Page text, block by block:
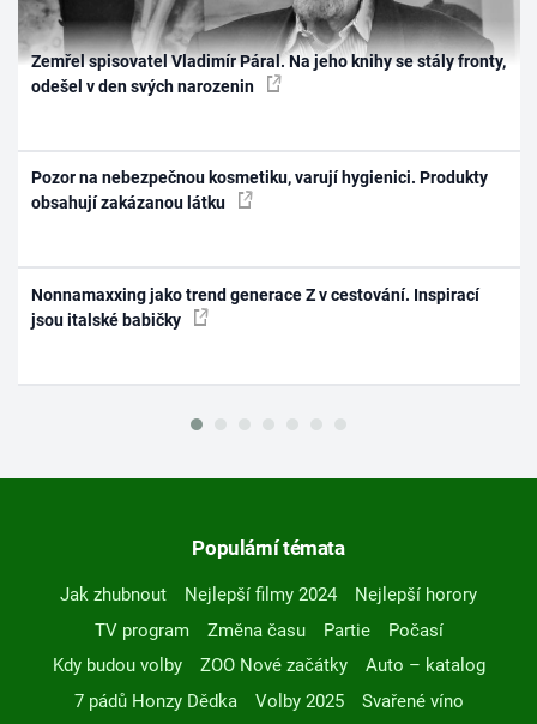
Zemřel spisovatel Vladimír Páral. Na jeho knihy se stály fronty,
odešel v den svých narozenin
Pozor na nebezpečnou kosmetiku, varují hygienici. Produkty
obsahují zakázanou látku
Nonnamaxxing jako trend generace Z v cestování. Inspirací
jsou italské babičky
Populární témata
Jak zhubnout Nejlepší filmy 2024
Nejlepší horory
TV program
Změna času Partie
Počasí
Kdy budou volby
ZOO Nové začátky
Auto – katalog
7 pádů Honzy Dědka
Volby 2025
Svařené víno